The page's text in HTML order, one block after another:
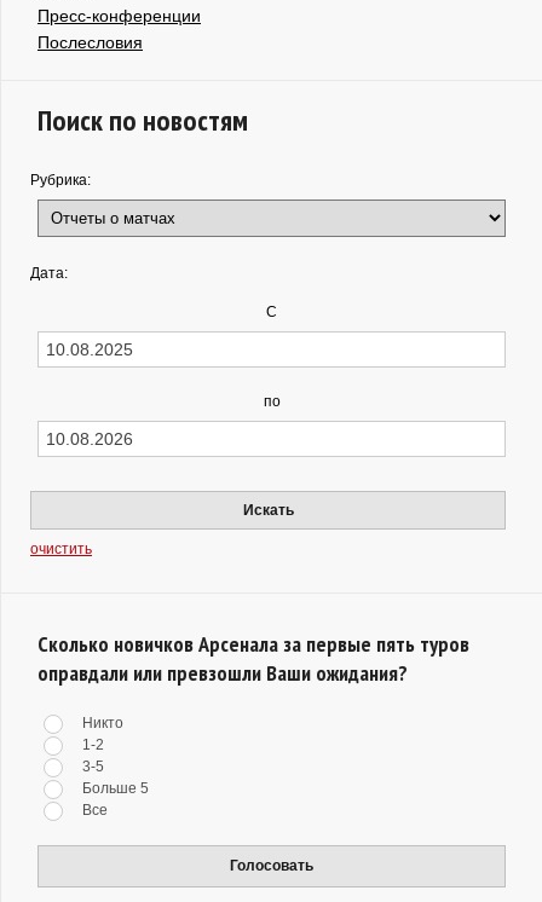
Пресс-конференции
Послесловия
Поиск по новостям
Рубрика:
Дата:
С
по
Искать
очистить
Сколько новичков Арсенала за первые пять туров
оправдали или превзошли Ваши ожидания?
Никто
1-2
3-5
Больше 5
Все
Голосовать